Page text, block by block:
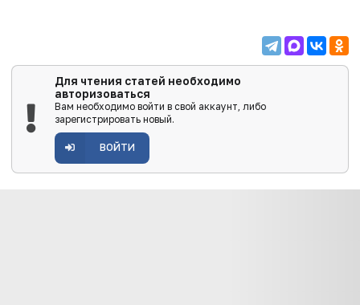
Для чтения статей необходимо
авторизоваться
Вам необходимо войти в свой аккаунт, либо
зарегистрировать новый.
ВОЙТИ